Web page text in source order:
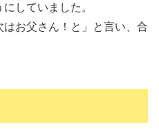
していました。
お父さん！と」と言い、合